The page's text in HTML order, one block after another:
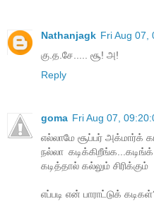
Nathanjagk Fri Aug 07,
கு.த.​சே..... சூ! அ!
Reply
goma Fri Aug 07,
எல்லாமே சூப்பர் அக்மார்க்
நல்லா
கடித்தால் கல்லும் சிரிக்கும்
எப்படி என் பாராட்டுக்